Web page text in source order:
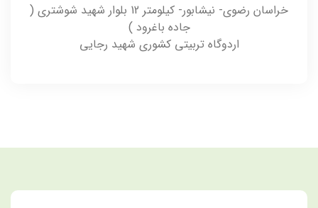
خراسان رضوی- نیشابور- کیلومتر 12 بلوار شهید شوشتری (
جاده باغرود )
اردوگاه تربیتی کشوری شهید رجایی